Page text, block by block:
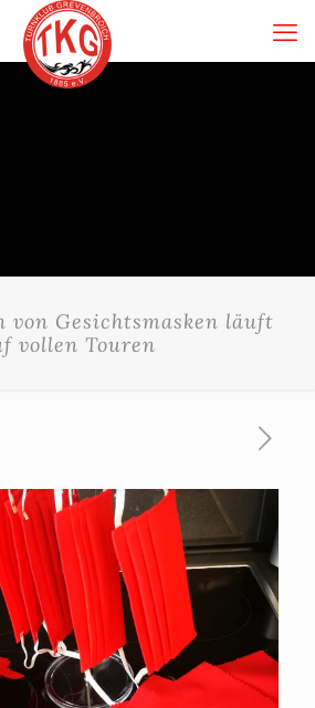
von Gesichtsmasken läuft
vollen Touren